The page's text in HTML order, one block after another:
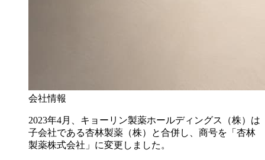
会社情報
2023年4月、キョーリン製薬ホールディングス（株）は
子会社である杏林製薬（株）と合併し、商号を「杏林
製薬株式会社」に変更しました。